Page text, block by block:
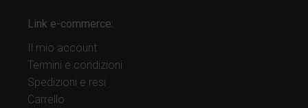
Link e-commerce:
Il mio account
Termini e condizioni
Spedizioni e resi
Carrello